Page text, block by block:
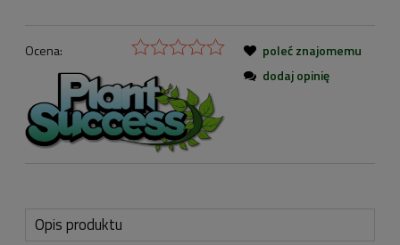
Ocena:
poleć znajomemu
dodaj opinię
Opis produktu